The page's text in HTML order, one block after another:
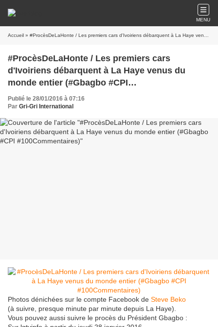
MENU
Accueil » #ProcèsDeLaHonte / Les premiers cars d'Ivoiriens débarquent à La Haye venus du monde entier (#Gbagbo #CPI #100Commentaires)
#ProcèsDeLaHonte / Les premiers cars
d'Ivoiriens débarquent à La Haye venus du
monde entier (#Gbagbo #CPI
#100Commentaires)
Publié le 28/01/2016 à 07:16
Par Gri-Gri International
Photos dénichées sur le compte Facebook de Steve Beko
(à suivre, presque minute par minute depuis La Haye).
Vous pouvez aussi suivre le procès du Président Gbagbo :